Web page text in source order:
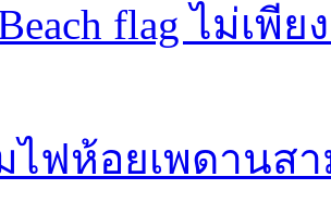
flag ไม่เ
ไฟห้อยเพดานส